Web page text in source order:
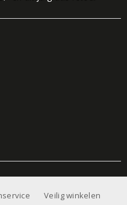
Veilig winkelen